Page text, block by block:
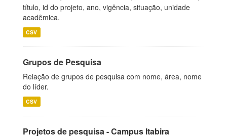
título, id do projeto, ano, vigência, situação, unidade
acadêmica.
CSV
Grupos de Pesquisa
Relação de grupos de pesquisa com nome, área, nome
do líder.
CSV
Projetos de pesquisa - Campus Itabira